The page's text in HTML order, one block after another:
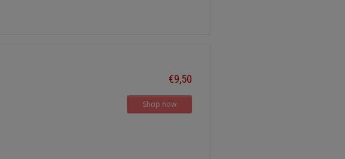
€9,50
Shop now